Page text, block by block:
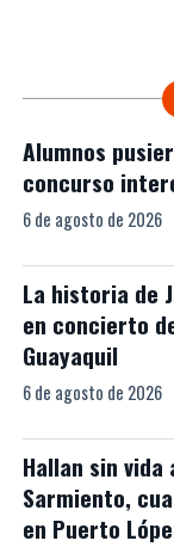
Alumnos
concurso
6 de agosto de 2026
La historia de
en concierto
Guayaquil
6 de agosto de 2026
Hallan sin vida
Sarmiento,
en Puerto